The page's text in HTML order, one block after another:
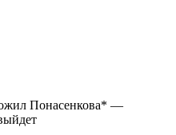
Понасенкова* —